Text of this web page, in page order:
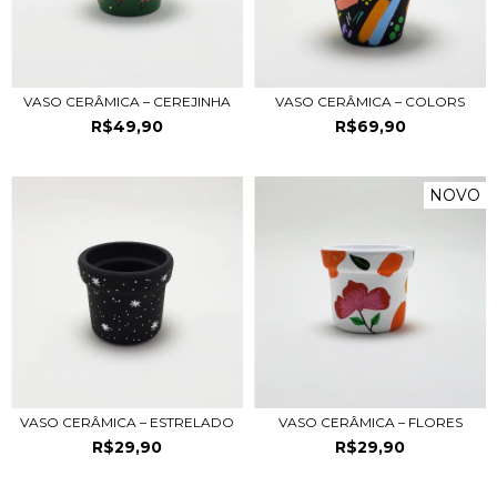
VASO CERÂMICA – CEREJINHA
R$49,90
VASO CERÂMICA – COLORS
R$69,90
VASO CERÂMICA – ESTRELADO
R$29,90
NOVO
VASO CERÂMICA – FLORES
R$29,90